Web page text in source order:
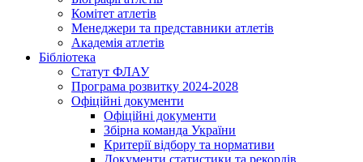
Комітет атлетів
Менеджери та представники атлетів
Академія атлетів
Бібліотека
Статут ФЛАУ
Програма розвитку 2024-2028
Офіційні документи
Офіційні документи
Збірна команда України
Критерії відбору та нормативи
Документи статистики та рекордів